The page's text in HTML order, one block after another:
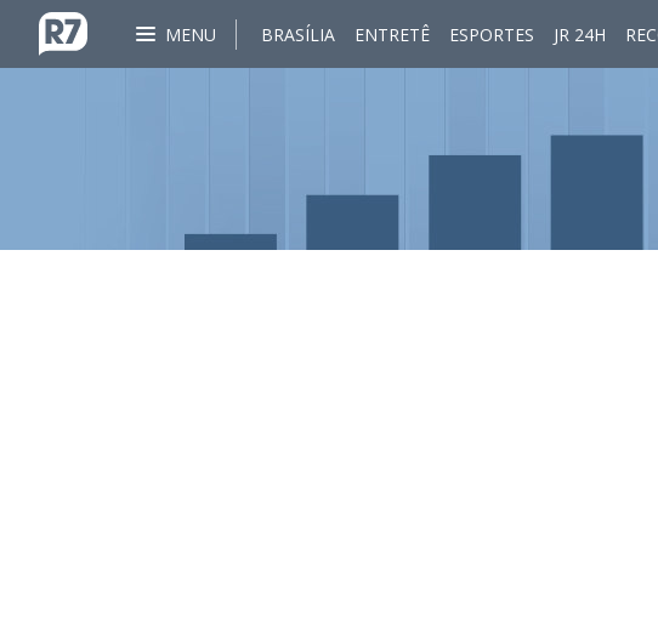
MENU BRASÍLIA ENTRETÊ ESPORTES JR 24H